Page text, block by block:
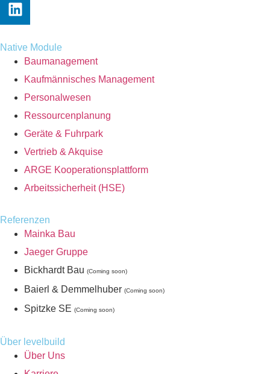
Native Module
Baumanagement
Kaufmännisches Management
Personalwesen
Ressourcenplanung
Geräte & Fuhrpark
Vertrieb & Akquise
ARGE Kooperationsplattform
Arbeitssicherheit (HSE)
Referenzen
Mainka Bau
Jaeger Gruppe
Bickhardt Bau (Coming soon)
Baierl & Demmelhuber (Coming soon)
Spitzke SE (Coming soon)
Über levelbuild
Über Uns